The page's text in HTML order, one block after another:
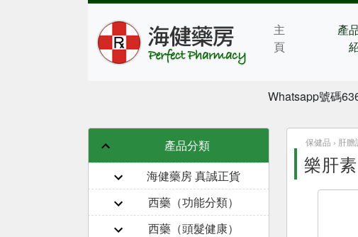
主
頁
產
Whatsapp號碼
產品分類
海健藥房 真誠正貨
西藥（功能分類）
西藥（頭髮健康）
保健品 › 肝膽
樂肝